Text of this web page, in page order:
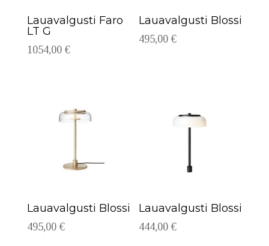
Lauavalgusti Faro
LT G
1054,00 €
Lauavalgusti Blossi
495,00€
Lauavalgusti Blossi
495,00 €
Lauavalgusti Blossi
444,00€